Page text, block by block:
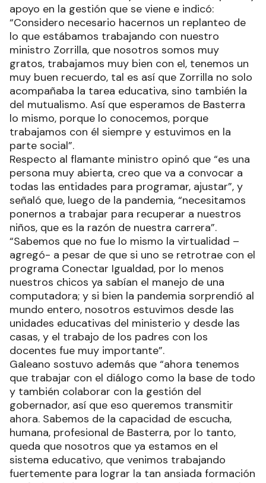
apoyo en la gestión que se viene e indicó:
“Considero necesario hacernos un replanteo de
lo que estábamos trabajando con nuestro
ministro Zorrilla, que nosotros somos muy
gratos, trabajamos muy bien con el, tenemos un
muy buen recuerdo, tal es así que Zorrilla no solo
acompañaba la tarea educativa, sino también la
del mutualismo. Así que esperamos de Basterra
lo mismo, porque lo conocemos, porque
trabajamos con él siempre y estuvimos en la
parte social”.
Respecto al flamante ministro opinó que “es una
persona muy abierta, creo que va a convocar a
todas las entidades para programar, ajustar”, y
señaló que, luego de la pandemia, “necesitamos
ponernos a trabajar para recuperar a nuestros
niños, que es la razón de nuestra carrera”.
“Sabemos que no fue lo mismo la virtualidad –
agregó- a pesar de que si uno se retrotrae con el
programa Conectar Igualdad, por lo menos
nuestros chicos ya sabían el manejo de una
computadora; y si bien la pandemia sorprendió al
mundo entero, nosotros estuvimos desde las
unidades educativas del ministerio y desde las
casas, y el trabajo de los padres con los
docentes fue muy importante”.
Galeano sostuvo además que “ahora tenemos
que trabajar con el diálogo como la base de todo
y también colaborar con la gestión del
gobernador, así que eso queremos transmitir
ahora. Sabemos de la capacidad de escucha,
humana, profesional de Basterra, por lo tanto,
queda que nosotros que ya estamos en el
sistema educativo, que venimos trabajando
fuertemente para lograr la tan ansiada formación